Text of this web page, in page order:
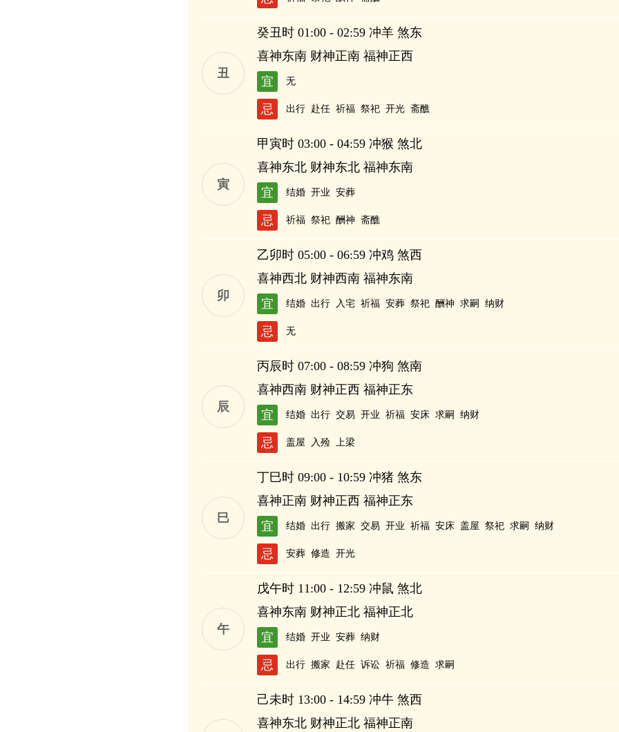
丑
癸丑时 01:00 - 02:59 冲羊 煞东
喜神东南 财神正南 福神正西
宜
无
忌 出行 赴任 祈福 祭祀 开光 斋醮
寅
甲寅时 03:00 - 04:59 冲猴 煞北
喜神东北 财神东北 福神东南
宜
结婚 开业 安葬
忌 祈福 祭祀 酬神 斋醮
卯
乙卯时 05:00 - 06:59 冲鸡 煞西
喜神西北 财神西南 福神东南
宜
结婚 出行 入宅 祈福 安葬 祭祀 酬神 求嗣 纳财
忌 无
辰
丙辰时 07:00 - 08:59 冲狗 煞南
喜神西南 财神正西 福神正东
宜
结婚 出行 交易 开业 祈福 安床 求嗣 纳财
忌 盖屋 入殓 上梁
巳
丁巳时 09:00 - 10:59 冲猪 煞东
喜神正南 财神正西 福神正东
宜
结婚 出行 搬家 交易 开业 祈福 安床 盖屋 祭祀 求嗣 纳财
忌 安葬 修造 开光
午
戊午时 11:00 - 12:59 冲鼠 煞北
喜神东南 财神正北 福神正北
宜
结婚 开业 安葬 纳财
忌 出行 搬家 赴任 诉讼 祈福 修造 求嗣
己未时 13:00 - 14:59 冲牛 煞西
喜神东北 财神正北 福神正南